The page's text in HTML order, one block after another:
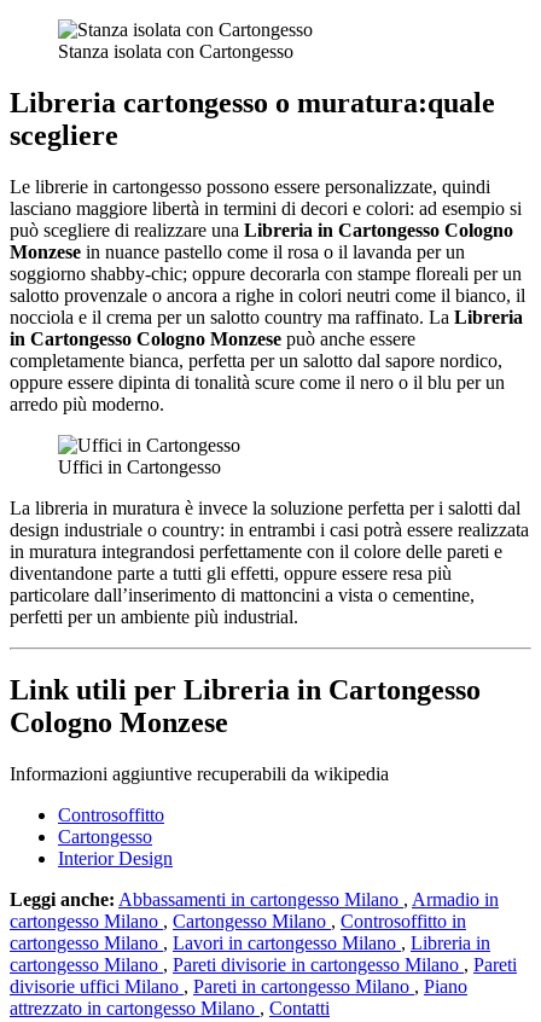
Stanza isolata con Cartongesso
Libreria cartongesso o muratura:quale
scegliere
Le librerie in cartongesso possono essere personalizzate, quindi
lasciano maggiore libertà in termini di decori e colori: ad esempio si
può scegliere di realizzare una Libreria in Cartongesso Cologno
Monzese in nuance pastello come il rosa o il lavanda per un
soggiorno shabby-chic; oppure decorarla con stampe floreali per un
salotto provenzale o ancora a righe in colori neutri come il bianco, il
nocciola e il crema per un salotto country ma raffinato. La Libreria
in Cartongesso Cologno Monzese può anche essere
completamente bianca, perfetta per un salotto dal sapore nordico,
oppure essere dipinta di tonalità scure come il nero o il blu per un
arredo più moderno.
Uffici in Cartongesso
La libreria in muratura è invece la soluzione perfetta per i salotti dal
design industriale o country: in entrambi i casi potrà essere realizzata
in muratura integrandosi perfettamente con il colore delle pareti e
diventandone parte a tutti gli effetti, oppure essere resa più
particolare dall’inserimento di mattoncini a vista o cementine,
perfetti per un ambiente più industrial.
Link utili per Libreria in Cartongesso
Cologno Monzese
Informazioni aggiuntive recuperabili da wikipedia
Controsoffitto
Cartongesso
Interior Design
Leggi anche: Abbassamenti in cartongesso Milano , Armadio in
cartongesso Milano , Cartongesso Milano , Controsoffitto in
cartongesso Milano , Lavori in cartongesso Milano , Libreria in
cartongesso Milano , Pareti divisorie in cartongesso Milano , Pareti
divisorie uffici Milano , Pareti in cartongesso Milano , Piano
attrezzato in cartongesso Milano , Contatti